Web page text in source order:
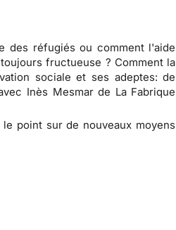
des réfugiés ou comment l'aide
fructueuse ? Comment la
sociale et ses adeptes: de
Inès Mesmar de La Fabrique
point sur de nouveaux moyens